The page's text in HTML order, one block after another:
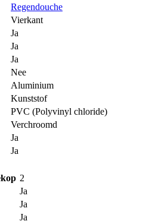
Regendouche
Vierkant
Ja
Ja
Ja
Nee
Aluminium
Kunststof
PVC (Polyvinyl chloride)
Verchroomd
Ja
Ja
2
Ja
Ja
Ja